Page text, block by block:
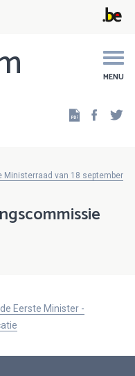
MENU
Ministerraad van 18 september
Eerste Minister -